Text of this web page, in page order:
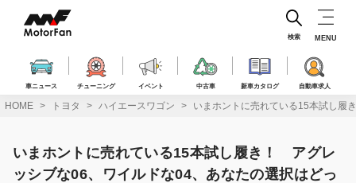
ス
車ニュース チューニング イベント 中古車 新車カタログ 自動車求人
検索 MENU
HOME トヨタ ハイエースワゴン いまホントに売れている15本試し履
いまホントに売れている15本試し履き！ アグレ
ッシブな06、ワイルドな04、あなたの選択はどっ